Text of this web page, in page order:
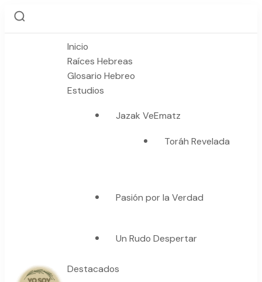
Inicio
Raíces Hebreas
Glosario Hebreo
Estudios
Jazak VeEmatz
Toráh Revelada
Pasión por la Verdad
Un Rudo Despertar
Destacados